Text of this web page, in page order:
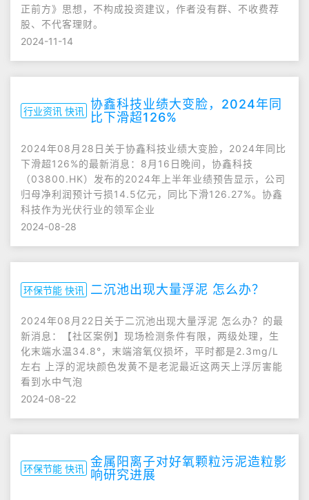
正前方》思想，不构成投资建议，作者没有群、不收费荐
股、不代客理财。
2024-11-14
行业资讯 快讯 协鑫科技业绩大变脸，2024年同
比下滑超126%
2024年08月28日关于协鑫科技业绩大变脸，2024年同比
下滑超126%的最新消息：8月16日晚间，协鑫科技
（03800.HK）发布的2024年上半年业绩预告显示，公司
归母净利润预计亏损14.5亿元，同比下滑126.27%。协鑫
科技作为光伏行业的领军企业
2024-08-28
环保节能 快讯 二沉池出现大量浮泥 怎么办？
2024年08月22日关于二沉池出现大量浮泥 怎么办？的最
新消息：【社区案例】现场检测条件有限，两级处理，生
化末端水温34.8°，末端溶氧仪损坏，平时都是2.3mg/L
左右 上浮的泥块颜色发黄不是老泥最近这两天上浮厉害能
看到水中气泡
2024-08-22
环保节能 快讯 金属阳离子对好氧颗粒污泥造粒影
响研究进展